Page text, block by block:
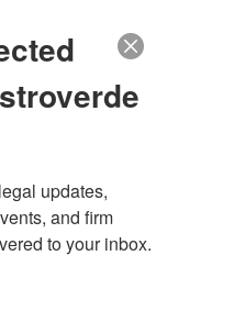
MUERTE
DE
updates,
and firm
to your inbox.